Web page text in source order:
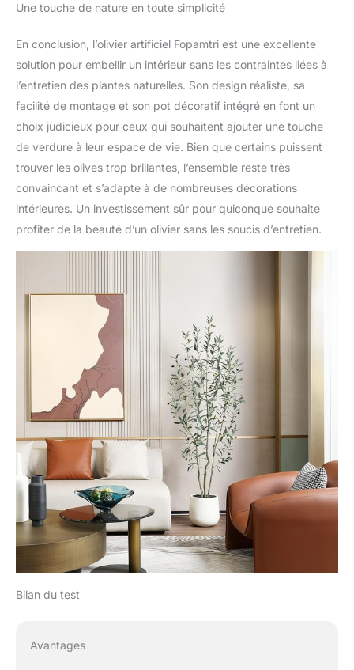
Une touche de nature en toute simplicité
En conclusion, l’olivier artificiel Fopamtri est une excellente
solution pour embellir un intérieur sans les contraintes liées à
l’entretien des plantes naturelles. Son design réaliste, sa
facilité de montage et son pot décoratif intégré en font un
choix judicieux pour ceux qui souhaitent ajouter une touche
de verdure à leur espace de vie. Bien que certains puissent
trouver les olives trop brillantes, l’ensemble reste très
convaincant et s’adapte à de nombreuses décorations
intérieures. Un investissement sûr pour quiconque souhaite
profiter de la beauté d’un olivier sans les soucis d’entretien.
Bilan du test
Avantages